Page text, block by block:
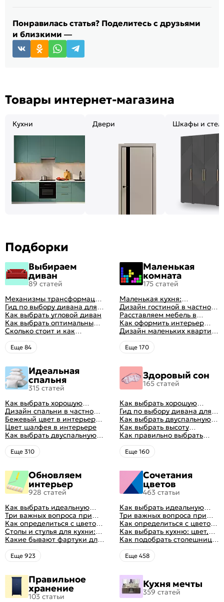
Понравилась статья? Поделитесь с друзьями
и близкими —
Товары интернет-магазина
Кухни Двери Шкафы и
Подборки
Выбираем
диван
89 статей
Механизмы трансформации
диванов: все виды,
особенности, плюсы и
минусы
Гид по выбору дивана для
сна
Как выбрать угловой диван
Как выбрать оптимальный
цвет стен в гостиной: 50
фото и идей оформления
Сколько стоит и как
перетянуть диван
Eще 84
Маленькая
комната
175 статей
Маленькая кухня:
планировка, стили, цвет и
рисунок, реальные фото
Дизайн гостиной в частном
доме: 50 вариантов с фото
Расставляем мебель в
гостиной: главные правила
рациональной планировки
Как оформить интерьер
однокомнатной квартиры:
47 классных идей с фото
Дизайн маленьких квартир:
10 идей для дизайна
интерьера с фото
Eще 170
Идеальная
спальня
315 статей
Как выбрать хорошую
кровать для сна
Дизайн спальни в частном
доме: множество идей
оформления идеальных
интерьеров
Бежевый цвет в интерьере
спальни 2024, 40 красивых
интерьеров с фото
Цвет шалфея в интерьере
Как выбрать двуспальную
кровать и матрас
правильно: советы и фото в
интерьере
Eще 310
Здоровый сон
165 статей
Как выбрать хорошую
кровать для сна
Гид по выбору дивана для
сна
Как выбрать двуспальную
кровать и матрас
правильно: советы и фото в
интерьере
Как выбрать высоту
матраса
Как правильно выбрать
ортопедический матрас
Eще 160
Обновляем
интерьер
928 статей
Как выбрать идеальную
планировку для кухни
Три важных вопроса при
выборе кухни: готовка,
посуда, комфорт
Как определиться с цветом
кухни: светлые, темные,
яркие
Столы и стулья для кухни:
советы по выбору
Какие бывают фартуки для
кухни: как правильно
выбрать
Eще 923
Сочетания
цветов
463 статьи
Как выбрать идеальную
планировку для кухни
Три важных вопроса при
выборе кухни: готовка,
посуда, комфорт
Как определиться с цветом
кухни: светлые, темные,
яркие
Как выбрать кухню: цвет,
планировка, аксессуары
Как подобрать столешницу
для кухни по цвету
Eще 458
Правильное
хранение
103 статьи
Кухня мечты
359 статей